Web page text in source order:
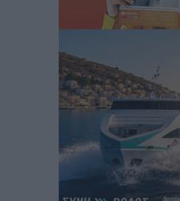
αύριο Παρασκευή 7
Τοπικές Ειδήσεις• πριν 8 ώρες
ΑΕΡΑ: Δεν σταματάει να
Μητρόπουλος
Αθλητικά• πριν 8 ώρες
Κλεάνθης: Δουλειές μετά
ατομικό για δύο